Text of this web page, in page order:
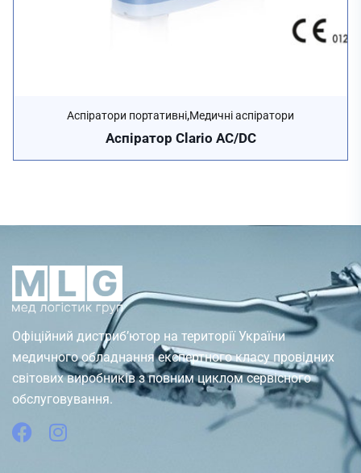
Аспіратори портативні,Медичні аспіратори
Аспіратор Clario AC/DC
Офіційний дистриб’ютор на території України
медичного обладнання експертного класу провідних
світових виробників з повним циклом сервісного
обслуговування.